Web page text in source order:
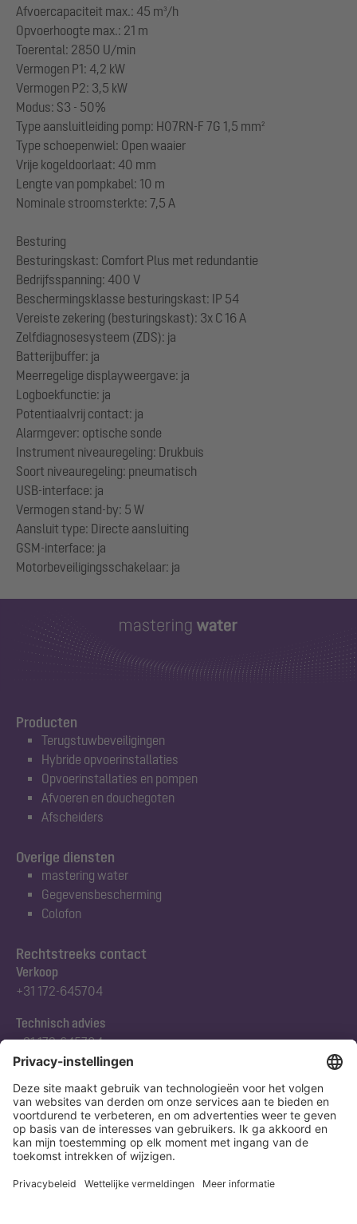
Afvoercapaciteit max.: 45 m³/h
Opvoerhoogte max.: 21 m
Toerental: 2850 U/min
Vermogen P1: 4,2 kW
Vermogen P2: 3,5 kW
Modus: S3 - 50%
Type aansluitleiding pomp: H07RN-F 7G 1,5 mm²
Type schoepenwiel: Open waaier
Vrije kogeldoorlaat: 40 mm
Lengte van pompkabel: 10 m
Nominale stroomsterkte: 7,5 A
Besturing
Besturingskast: Comfort Plus met redundantie
Bedrijfsspanning: 400 V
Beschermingsklasse besturingskast: IP 54
Vereiste zekering (besturingskast): 3x C 16 A
Zelfdiagnosesysteem (ZDS): ja
Batterijbuffer: ja
Meerregelige displayweergave: ja
Logboekfunctie: ja
Potentiaalvrij contact: ja
Alarmgever: optische sonde
Instrument niveauregeling: Drukbuis
Soort niveauregeling: pneumatisch
USB-interface: ja
Vermogen stand-by: 5 W
Aansluit type: Directe aansluiting
GSM-interface: ja
Producten
Terugstuwbeveiligingen
Hybride opvoerinstallaties
Opvoerinstallaties en pompen
Afvoeren en douchegoten
Afscheiders
Rechtstreeks contact
Verkoop
+31 172-645704
Technisch advies
+31 172-645704
Abonneert u zich op onze nieuwsbrief
Nu aanmelden
Overige diensten
mastering water
Gegevensbescherming
Colofon